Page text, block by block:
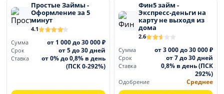
Простые Займы -
Оформление за 5
минут
4.1
Сумма
от 1 000 до 30 000 ₽
Срок от 5 до 30 дней
Ставка
от 0% до 0,8% в день
(ПСК 0-292%)
Фин5 займ -
Экспресс-деньги на
карту не выходя из
дома
2.6
Сумма
от 3 000 до 30 000 ₽
Срок от 7 до 30 дней
Ставка
0,8% в день (ПСК
292%)
Одобрение Среднее